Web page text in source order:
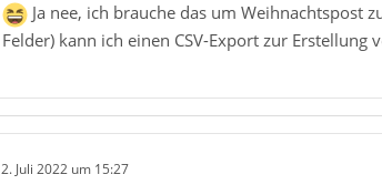
Ja nee, ich brauche das um Weihnachtspost
Felder) kann ich einen CSV-Export zur
2. Juli 2022 um 15:27